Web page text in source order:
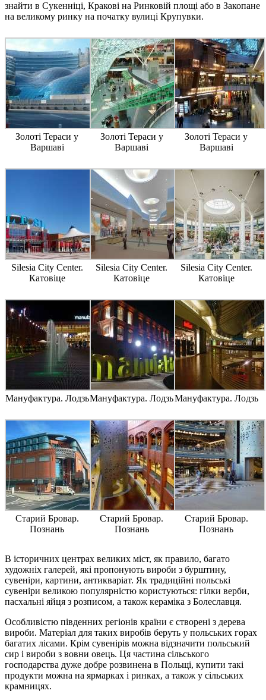
знайти в Сукенніці, Кракові на Ринковій площі або в Закопане
на великому ринку на початку вулиці Крупувки.
Золоті Тераси у
Варшаві
Золоті Тераси у
Варшаві
Золоті Тераси у
Варшаві
Silesia City Center.
Катовіце
Silesia City Center.
Катовіце
Silesia City Center.
Катовіце
Мануфактура. ЛодзьМануфактура. ЛодзьМануфактура. Лодзь
Старий Бровар.
Познань
Старий Бровар.
Познань
Старий Бровар.
Познань
В історичних центрах великих міст, як правило, багато
художніх галерей, які пропонують вироби з бурштину,
сувеніри, картини, антикваріат. Як традиційні польські
сувеніри великою популярністю користуються: гілки верби,
пасхальні яйця з розписом, а також кераміка з Болеславця.
Особливістю південних регіонів країни є створені з дерева
вироби. Матеріал для таких виробів беруть у польських горах
багатих лісами. Крім сувенірів можна відзначити польський
сир і вироби з вовни овець. Ця частина сільського
господарства дуже добре розвинена в Польщі, купити такі
продукти можна на ярмарках і ринках, а також у сільських
крамницях.